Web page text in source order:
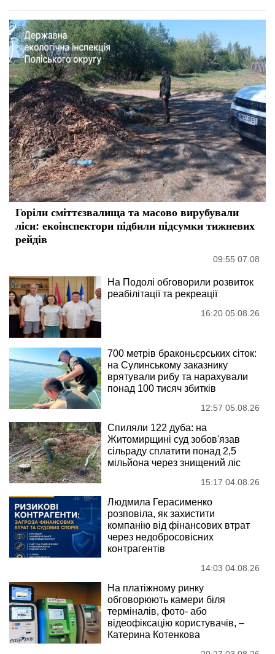
Горіли сміттєзвалища та масово вирубували
ліси: екоінспектори підбили підсумки тижневих
рейдів
09:55 07.08
На Подолі обговорили розвиток
реабілітації та рекреації
16:20 05.08.26
700 метрів браконьєрських сіток:
на Сулинському заказнику
врятували рибу та нарахували
понад 100 тисяч збитків
12:57 05.08.26
Спиляли 122 дуба: на
Житомирщині суд зобов'язав
сільраду сплатити понад 2,5
мільйона через знищений ліс
15:17 04.08.26
Людмила Герасименко
розповіла, як захистити
компанію від фінансових втрат
через недобросовісних
контрагентів
14:03 04.08.26
На платіжному ринку
обговорюють камери біля
терміналів, фото- або
відеофіксацію користувачів, –
Катерина Котенкова